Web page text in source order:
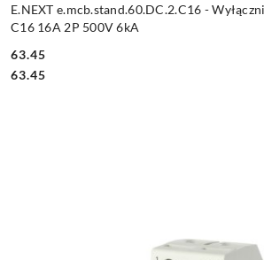
E.NEXT e.mcb.stand.60.DC.2.C16 -
C16 16A 2P 500V 6kA
Cena:
63.45
Cena:
63.45